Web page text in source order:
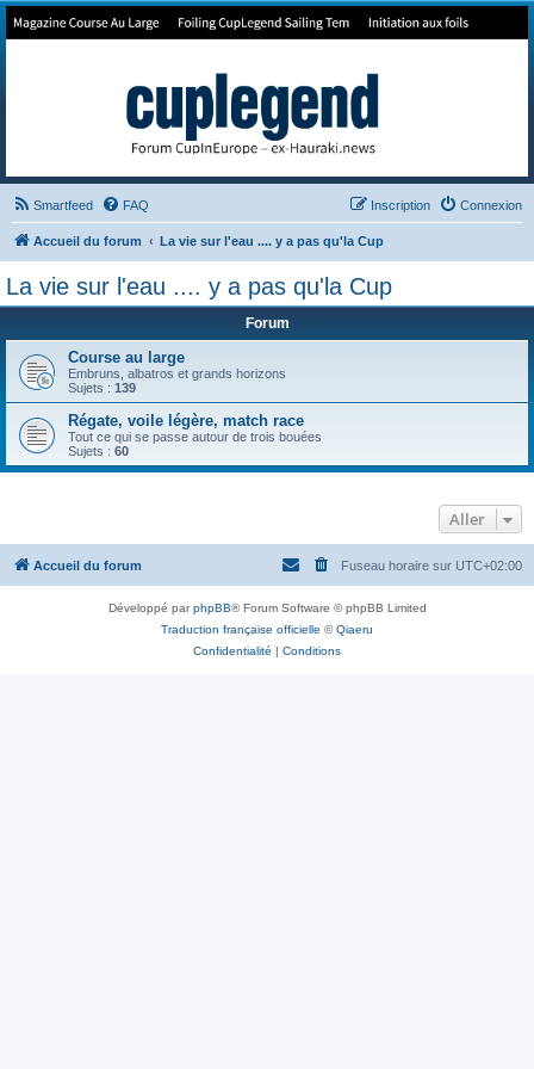
Forum de Cup In Europe
Smartfeed FAQ Connexion
Inscription
Accueil du forum La vie sur l'eau .... y a pas qu'la Cup
La vie sur l'eau .... y a pas qu'la Cup
Forum
Course au large
Embruns, albatros et grands horizons
Sujets : 139
Régate, voile légère, match race
Tout ce qui se passe autour de trois bouées
Sujets : 60
Aller
Accueil du forum Fuseau horaire sur UTC+02:00
Développé parphpBB® Forum Software © phpBB Limited
Traduction française officielle ©Qiaeru
Confidentialité
Conditions